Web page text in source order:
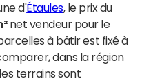
d'Étaules, le prix du
net vendeur pour le
à bâtir est fixé à
dans la région
terrains sont